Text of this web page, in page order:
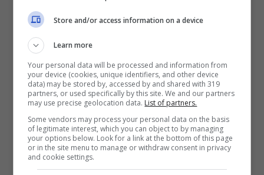
Quest’estate,
particolarmente ai segni dell’Ariete e del
Leone, promettendo loro un periodo di
grande intensità emotiva e romantica.
Ariete (21 marzo – 19 aprile)
Per gli Arieti, noti per la loro passionalità e
Store and/or access information on a device
Learn more
Your personal data will be processed and information from
your device (cookies, unique identifiers, and other device
data) may be stored by, accessed by and shared with 319
partners, or used specifically by this site. We and our partners
may use precise geolocation data. List of partners.
Some vendors may process your personal data on the basis
of legitimate interest, which you can object to by managing
your options below. Look for a link at the bottom of this page
or in the site menu to manage or withdraw consent in privacy
and cookie settings.